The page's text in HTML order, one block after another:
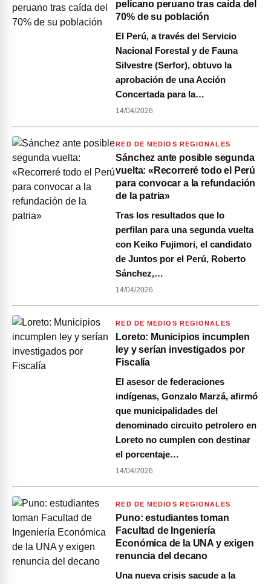
pelícano peruano tras caída del
70% de su población
El Perú, a través del Servicio
Nacional Forestal y de Fauna
Silvestre (Serfor), obtuvo la
aprobación de una Acción
Concertada para la…
14/04/2026
RED DE MEDIOS REGIONALES
Sánchez ante posible segunda
vuelta: «Recorreré todo el Perú
para convocar a la refundación
de la patria»
Tras los resultados que lo
perfilan para una segunda vuelta
con Keiko Fujimori, el candidato
de Juntos por el Perú, Roberto
Sánchez,…
14/04/2026
RED DE MEDIOS REGIONALES
Loreto: Municipios incumplen
ley y serían investigados por
Fiscalía
El asesor de federaciones
indígenas, Gonzalo Marzá, afirmó
que municipalidades del
denominado circuito petrolero en
Loreto no cumplen con destinar
el porcentaje…
14/04/2026
RED DE MEDIOS REGIONALES
Puno: estudiantes toman
Facultad de Ingeniería
Económica de la UNA y exigen
renuncia del decano
Una nueva crisis sacude a la